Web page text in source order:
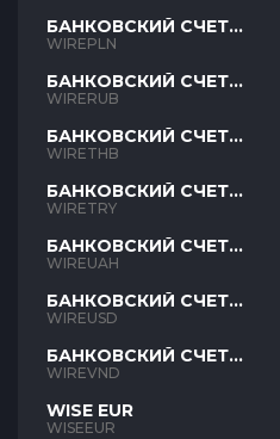
БАНКОВСКИЙ СЧЕТ
PLN
WIREPLN
БАНКОВСКИЙ СЧЕТ
RUB
WIRERUB
БАНКОВСКИЙ СЧЕТ
THB
WIRETHB
БАНКОВСКИЙ СЧЕТ
TRY
WIRETRY
БАНКОВСКИЙ СЧЕТ
UAH
WIREUAH
БАНКОВСКИЙ СЧЕТ
USD
WIREUSD
БАНКОВСКИЙ СЧЕТ
VND
WIREVND
WISE EUR
WISEEUR